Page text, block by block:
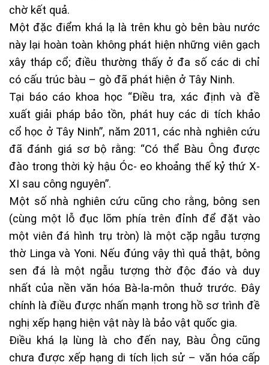
chờ kết quả.
Một đặc điểm khá lạ là trên khu gò bên bàu nước
này lại hoàn toàn không phát hiện những viên gạch
xây tháp cổ; điều thường thấy ở đa số các di chỉ
có cấu trúc bàu – gò đã phát hiện ở Tây Ninh.
Tại báo cáo khoa học “Điều tra, xác định và đề
xuất giải pháp bảo tồn, phát huy các di tích khảo
cổ học ở Tây Ninh”, năm 2011, các nhà nghiên cứu
đã đánh giá sơ bộ rằng: “Có thể Bàu Ông được
đào trong thời kỳ hậu Óc- eo khoảng thế kỷ thứ X-
XI sau công nguyên”.
Một số nhà nghiên cứu cũng cho rằng, bông sen
(cùng một lỗ đục lõm phía trên đỉnh để đặt vào
một viên đá hình trụ tròn) là một cặp ngẫu tượng
thờ Linga và Yoni. Nếu đúng vậy thì quả thật, bông
sen đá là một ngẫu tượng thờ độc đáo và duy
nhất của nền văn hóa Bà-la-môn thuở trước. Đây
chính là điều được nhấn mạnh trong hồ sơ trình đề
nghị xếp hạng hiện vật này là bảo vật quốc gia.
Điều khá lạ lùng là cho đến nay, Bàu Ông cũng
chưa được xếp hạng di tích lịch sử – văn hóa cấp